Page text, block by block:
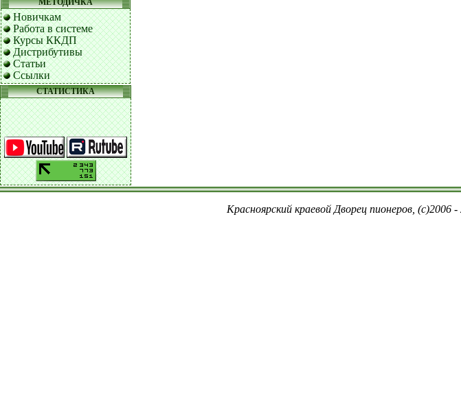
МЕТОДИЧКА
Новичкам
Работа в системе
Курсы ККДП
Дистрибутивы
Статьи
Ссылки
СТАТИСТИКА
Красноярский краевой Дворец пионеров,